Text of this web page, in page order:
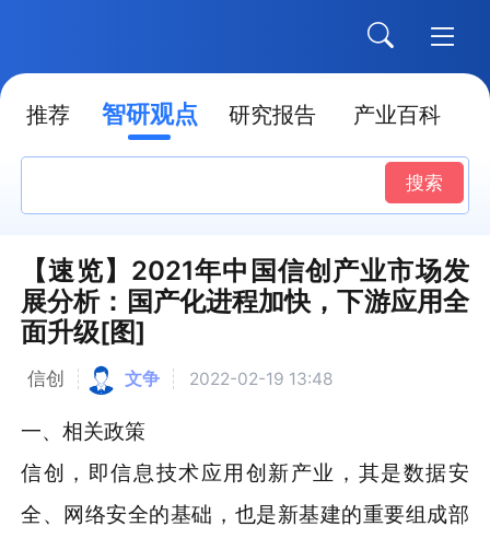
推荐 智研观点 研究报告 产业百科
搜索
【速览】2021年中国信创产业市场发
展分析：国产化进程加快，下游应用全
面升级[图]
信创 文争 2022-02-19 13:48
一、相关政策
信创，即信息技术应用创新产业，其是数据安
全、网络安全的基础，也是新基建的重要组成部